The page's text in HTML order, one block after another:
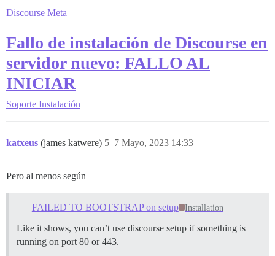
Discourse Meta
Fallo de instalación de Discourse en
servidor nuevo: FALLO AL
INICIAR
Soporte Instalación
katxeus (james katwere) 7 Mayo, 2023 14:33
5
Pero al menos según
FAILED TO BOOTSTRAP on setup Installation
Like it shows, you can’t use discourse setup if something is
running on port 80 or 443.